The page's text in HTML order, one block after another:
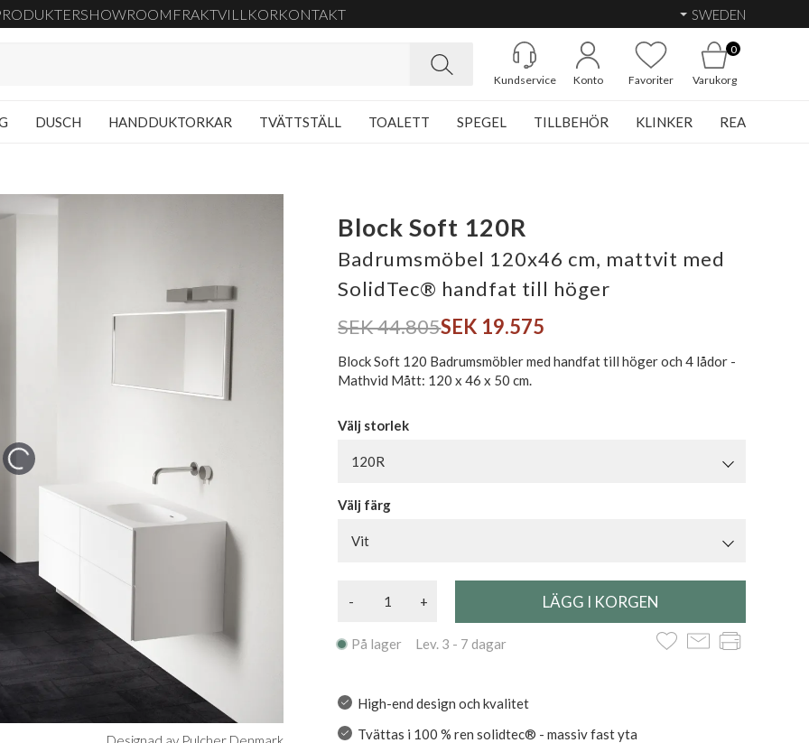
SHOWROOM FRAKTVILLKORKONTAKT SWEDEN
Kundservice Konto Favoriter
0
Varukorg
DUSCH HANDDUKTORKAR TVÄTTSTÄLL TOALETT SPEGEL TILLBEHÖR KLINKER REA
Block Soft 120R
Badrumsmöbel 120x46 cm, mattvit med
SolidTec® handfat till höger
SEK 44.805SEK 19.575
Block Soft 120 Badrumsmöbler med handfat till höger och 4 lådor -
Mathvid Mått: 120 x 46 x 50 cm.
Välj storlek
120R
Välj färg
Vit
- +
På lager Lev. 3 - 7 dagar
High-end design och kvalitet
Tvättas i 100 % ren solidtec® - massiv fast yta